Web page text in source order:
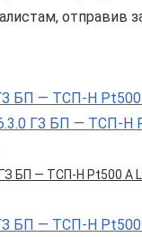
отправив
БП — ТСП-Н Pt500 A